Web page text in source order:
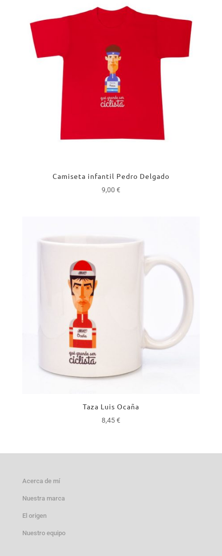
12,00 €.
Camiseta infantil Pedro Delgado
9,00 €
Taza Luis Ocaña
8,45€
Acerca de mí
Nuestra marca
El origen
Nuestro equipo